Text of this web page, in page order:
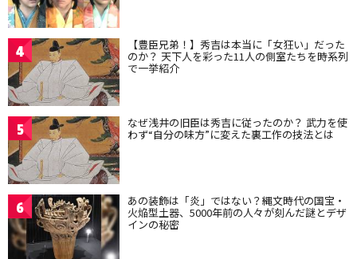
4 【豊臣兄弟！】秀吉は本当に「女狂い」だった
のか？ 天下人を彩った11人の側室たちを時系列
で一挙紹介
5 なぜ浅井の旧臣は秀吉に従ったのか？ 武力を使
わず“自分の味方”に変えた裏工作の技法とは
6 あの装飾は「炎」ではない？縄文時代の国宝・
火焔型土器、5000年前の人々が刻んだ謎とデザ
インの秘密